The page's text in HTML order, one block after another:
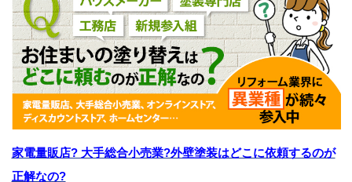
家電量販店? 大手総合小売業?外壁塗装はどこに依頼するのが
正解なの?